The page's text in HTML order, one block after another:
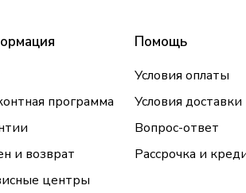
программа
и возврат
центры
Помощь
Условия оплаты
Условия доставки
Вопрос-ответ
Рассрочка и